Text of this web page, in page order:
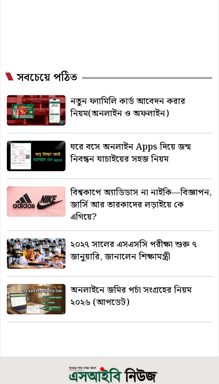
সবচেয়ে পঠিত
নতুন ফ্যামিলি কার্ড আবেদন করার
নিয়ম(অনলাইন ও অফলাইন)
ঘরে বসে অনলাইন Apps দিয়ে জন্ম
নিবন্ধন যাচাইয়ের সহজ নিয়ম
বিশ্বকাপে অ্যাডিডাস না নাইকি—বিজ্ঞাপন,
জার্সি আর তারকাদের লড়াইয়ে কে
এগিয়ে?
২০২৭ সালের এসএসসি পরীক্ষা শুরু ৭
জানুয়ারি, জানালেন শিক্ষামন্ত্রী
অনলাইনে জমির পর্চা সংগ্রহের নিয়ম
২০২৬ (আপডেট)